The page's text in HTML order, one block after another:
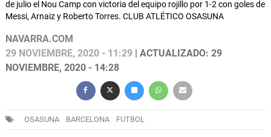
de julio el Nou Camp con victoria del equipo rojillo por 1-2 con goles de
Messi, Arnaiz y Roberto Torres. CLUB ATLÉTICO OSASUNA
NAVARRA.COM
29 NOVIEMBRE, 2020 - 11:29 | ACTUALIZADO: 29
NOVIEMBRE, 2020 - 14:28
OSASUNA BARCELONA FUTBOL